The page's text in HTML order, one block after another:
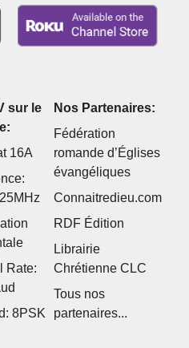
sur le
16A
Rate:
8PSK
Nos Partenaires:
Fédération
romande d’Églises
évangéliques
Connaitredieu.com
RDF Édition
Librairie
Chrétienne CLC
Tous nos
partenaires...